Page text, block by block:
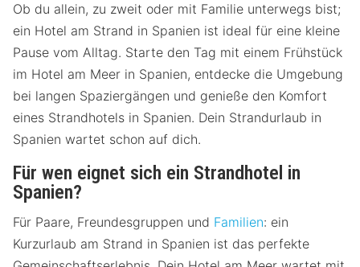
Ob du allein, zu zweit oder mit Familie unterwegs bist;
ein Hotel am Strand in Spanien ist ideal für eine kleine
Pause vom Alltag. Starte den Tag mit einem Frühstück
im Hotel am Meer in Spanien, entdecke die Umgebung
bei langen Spaziergängen und genieße den Komfort
eines Strandhotels in Spanien. Dein Strandurlaub in
Spanien wartet schon auf dich.
Für wen eignet sich ein Strandhotel in
Spanien?
Für Paare, Freundesgruppen und Familien: ein
Kurzurlaub am Strand in Spanien ist das perfekte